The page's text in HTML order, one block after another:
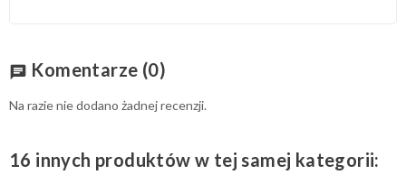
chat Komentarze (0)
Na razie nie dodano żadnej recenzji.
16 innych produktów w tej samej kategorii: